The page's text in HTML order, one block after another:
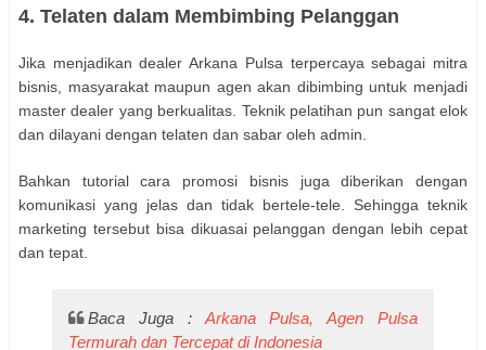
4. Telaten dalam Membimbing Pelanggan
Jika menjadikan dealer Arkana Pulsa terpercaya sebagai mitra
bisnis, masyarakat maupun agen akan dibimbing untuk menjadi
master dealer yang berkualitas. Teknik pelatihan pun sangat elok
dan dilayani dengan telaten dan sabar oleh admin.
Bahkan tutorial cara promosi bisnis juga diberikan dengan
komunikasi yang jelas dan tidak bertele-tele. Sehingga teknik
marketing tersebut bisa dikuasai pelanggan dengan lebih cepat
dan tepat.
Baca Juga : Arkana Pulsa, Agen Pulsa
Termurah dan Tercepat di Indonesia